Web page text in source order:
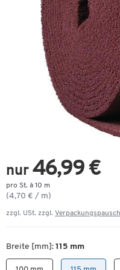
nur 46,99 €
pro St. à 10 m
(4,70 € / m)
zzgl. USt. zzgl.
Breite [mm]: 115 mm